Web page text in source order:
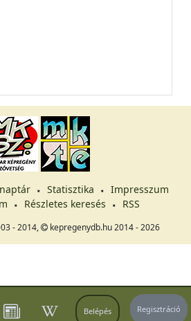
Belépés Regisztráció
Statisztika
Impresszum
Részletes keresés RSS
- 2014, kepregenydb.hu 2014 - 2026